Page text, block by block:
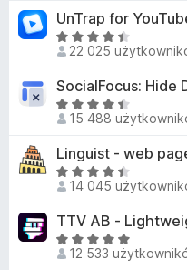
5
3
,
4
5
e
n
a
4
/
5
UnTrap for
O
c
e
n
a
4
,
3
5
22 025
SocialFocus: Hide
O
c
e
n
a
4
,
3
15 488
Linguist - web
O
c
e
n
a
14 045
TTV AB -
O
c 12 533